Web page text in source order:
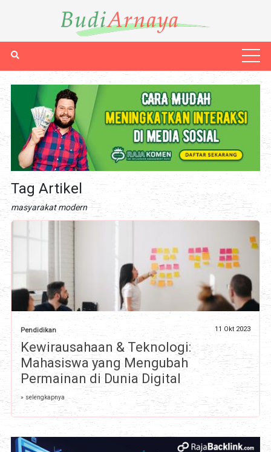
Tag Artikel
masyarakat modern
Pendidikan 11 Okt 2023
Kewirausahaan & Teknologi:
Mahasiswa yang Mengubah
Permainan di Dunia Digital
» selengkapnya